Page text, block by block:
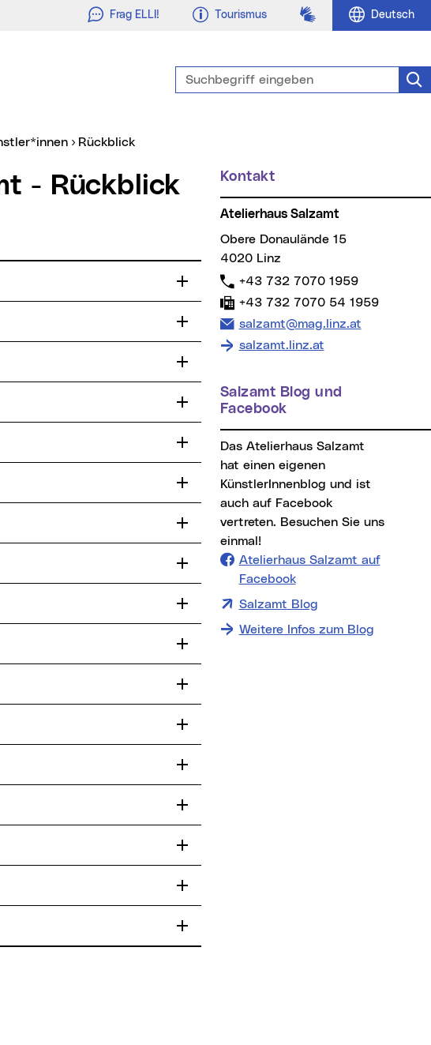
Frag ELLI! Tourismus Gebärdensprache
Deutsch
Suchbegriff eingeben
Rückblick
- Rückblick Kontakt
Atelierhaus Salzamt
Obere Donaulände 15
4020 Linz
Telefon:
+43 732 7070 1959
Fax:
+43 732 7070 54 1959
E-Mail Adresse:
salzamt@mag.linz.at
salzamt.linz.at
Salzamt Blog und
Facebook
Das Atelierhaus Salzamt
hat einen eigenen
KünstlerInnenblog und ist
auch auf Facebook
vertreten. Besuchen Sie uns
einmal!
Atelierhaus Salzamt auf
Facebook
Salzamt Blog
Weitere Infos zum Blog